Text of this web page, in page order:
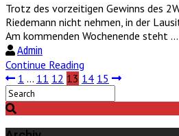
Trotz des vorzeitigen Gewinns des
Riedemann nicht nehmen, in der
Am kommenden Wochenende steht ...
Admin
Continue Reading
1 … 11 12 13 14 15